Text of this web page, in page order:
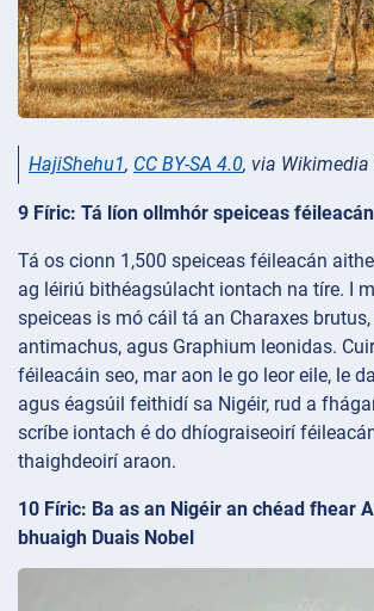
HajiShehu1, CC BY-SA 4.0, via
9 Fíric: Tá líon ollmhór speiceas
Tá os cionn 1,500 speiceas féileacán
ag léiriú bithéagsúlacht iontach na tíre. I
speiceas is mó cáil tá an Charaxes
antimachus, agus Graphium leonidas.
féileacáin seo, mar aon le go leor eile, le
agus éagsúil feithidí sa Nigéir, rud a
scríbe iontach é do dhíograiseoirí
thaighdeoirí araon.
10 Fíric: Ba as an Nigéir an chéad fhear
bhuaigh Duais Nobel